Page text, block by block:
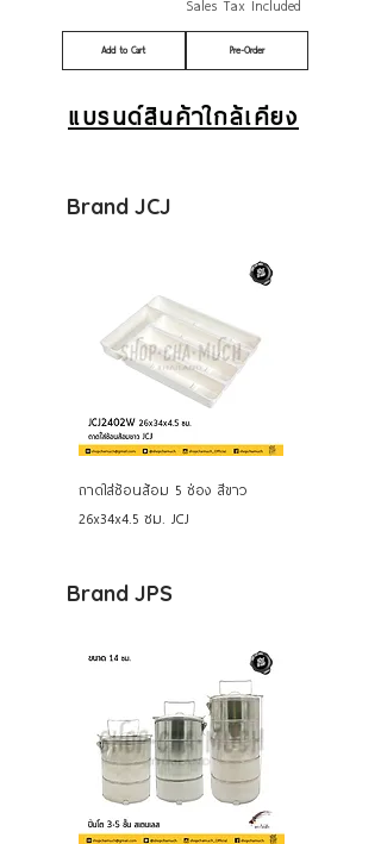
Add to Cart Pre-Order
แบรนด์สินค้าใกล้เคียง
Brand JCJ
ถาดใส่ช้อนส้อม 5 ช่อง สีขาว
26x34x4.5 ซม. JCJ
Brand JPS